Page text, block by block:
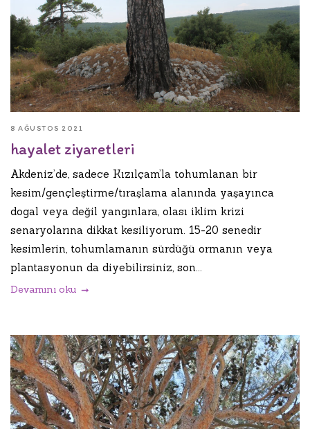
8 AĞUSTOS 2021
hayalet ziyaretleri
Akdeniz’de, sadece Kızılçam’la tohumlanan bir
kesim/gençleştirme/tıraşlama alanında yaşayınca
dogal veya değil yangınlara, olası iklim krizi
senaryolarına dikkat kesiliyorum. 15-20 senedir
kesimlerin, tohumlamanın sürdüğü ormanın veya
plantasyonun da diyebilirsiniz, son...
Devamını oku